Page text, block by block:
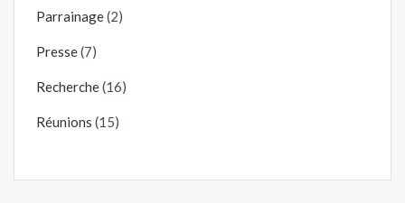
Parrainage(2)
Presse(7)
Recherche(16)
Réunions (15)